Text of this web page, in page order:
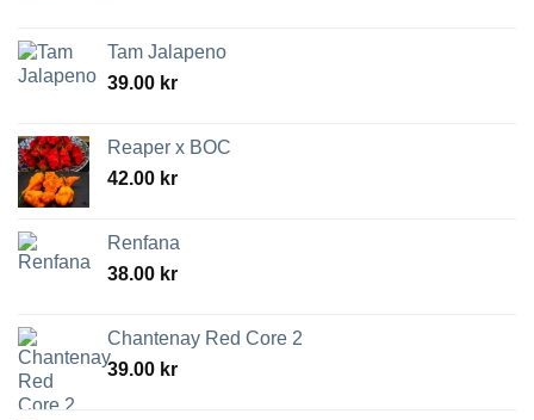
Tam Jalapeno
39.00 kr
Reaper x BOC
42.00 kr
Renfana
38.00 kr
Chantenay Red Core 2
39.00 kr